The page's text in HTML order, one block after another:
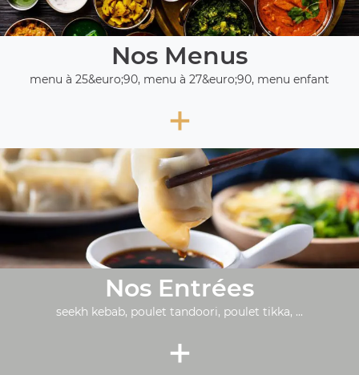
Nos Menus
menu à 25&euro;90, menu à 27&euro;90, menu enfant
+
Nos Entrées
seekh kebab, poulet tandoori, poulet tikka, ...
+